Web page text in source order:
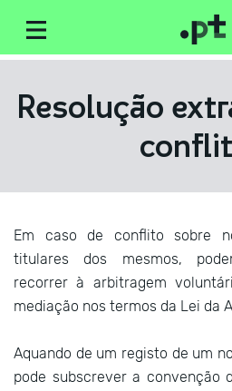
Resolução
Em caso de conflito sobre
titulares dos mesmos,
recorrer à arbitragem
mediação nos termos da Lei da
Aquando de um registo de um
pode subscrever a convenção